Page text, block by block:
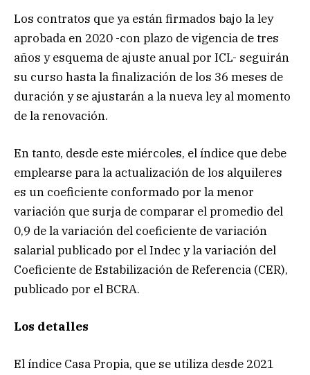
Los contratos que ya están firmados bajo la ley
aprobada en 2020 -con plazo de vigencia de tres
años y esquema de ajuste anual por ICL- seguirán
su curso hasta la finalización de los 36 meses de
duración y se ajustarán a la nueva ley al momento
de la renovación.
En tanto, desde este miércoles, el índice que debe
emplearse para la actualización de los alquileres
es un coeficiente conformado por la menor
variación que surja de comparar el promedio del
0,9 de la variación del coeficiente de variación
salarial publicado por el Indec y la variación del
Coeficiente de Estabilización de Referencia (CER),
publicado por el BCRA.
Los detalles
El índice Casa Propia, que se utiliza desde 2021